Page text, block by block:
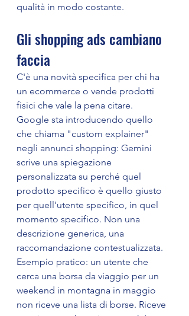
qualità in modo costante.
Gli shopping ads cambiano
faccia
C'è una novità specifica per chi ha
un ecommerce o vende prodotti
fisici che vale la pena citare.
Google sta introducendo quello
che chiama "custom explainer"
negli annunci shopping: Gemini
scrive una spiegazione
personalizzata su perché quel
prodotto specifico è quello giusto
per quell'utente specifico, in quel
momento specifico. Non una
descrizione generica, una
raccomandazione contestualizzata.
Esempio pratico: un utente che
cerca una borsa da viaggio per un
weekend in montagna in maggio
non riceve una lista di borse. Riceve